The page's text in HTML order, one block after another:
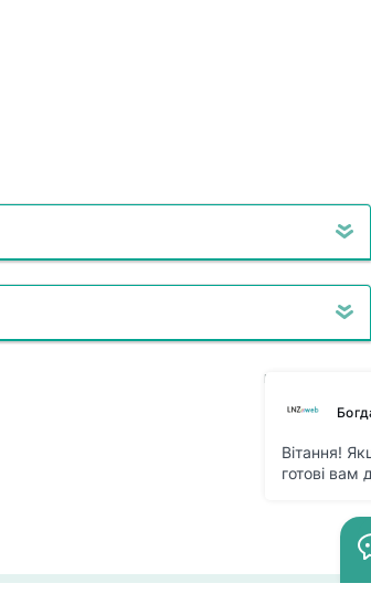
Источник - Минфин